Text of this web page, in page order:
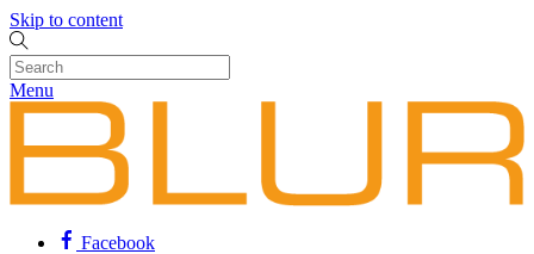
Skip to content
Menu
Facebook